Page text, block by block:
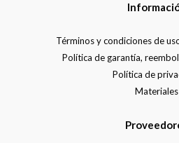
Términos y condiciones de
Política de garantía,
Política de
Materiales